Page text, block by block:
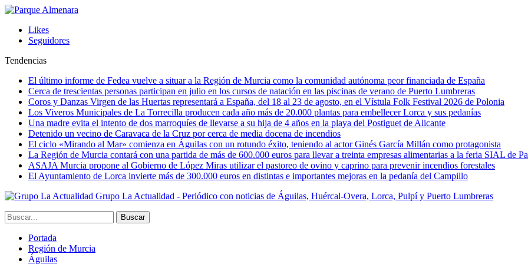
Likes
Seguidores
Tendencias
El último informe de Fedea vuelve a situar a la Región de Murcia como la comunidad autónoma peor financiada de España
Cerca de trescientas personas participan en julio en los cursos de natación en las piscinas de verano de Puerto Lumbreras
Coros y Danzas Virgen de las Huertas representará a España, del 18 al 23 de agosto, en el Vístula Folk Festival 2026 de Polonia
Los Viveros Municipales de La Torrecilla producen cada año más de 20.000 plantas para embellecer Lorca y sus pedanías
Una madre evita el intento de dos marroquíes de llevarse a su hija de 4 años en la playa del Postiguet de Alicante
Detenido un vecino de Caravaca de la Cruz por cerca de media docena de incendios
El ciclo «Mirando al Mar» comienza en Águilas con un rotundo éxito, teniendo al actor Ginés García Millán como protagonista
La Región de Murcia contará con una partida de más de 600.000 euros para llevar a treinta empresas alimentarias a la feria SIAL de
ASAJA Murcia propone al Gobierno de López Miras utilizar el pastoreo de ovino y caprino para prevenir incendios forestales
El Ayuntamiento de Lorca invierte más de 300.000 euros en distintas e importantes mejoras en la pedanía del Campillo
Grupo La Actualidad - Periódico con noticias de Águilas, Huércal-Overa, Lorca, Pulpí y Puerto Lumbreras
Portada
Región de Murcia
Águilas